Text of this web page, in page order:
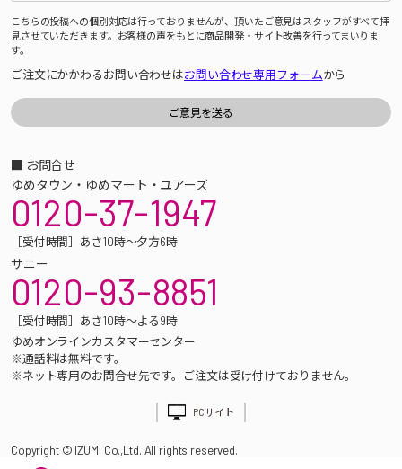
こちらの投稿への個別対応は行っておりませんが、頂いたご意見はスタッフがすべて拝
見させていただきます。お客様の声をもとに商品開発・サイト改善を行ってまいりま
す。
ご注文にかかわるお問い合わせはお問い合わせ専用フォームから
■ お問合せ
ゆめタウン・ゆめマート・ユアーズ
0120-37-1947
［受付時間］あさ10時～夕方6時
サニー
0120-93-8851
［受付時間］あさ10時～よる9時
ゆめオンラインカスタマーセンター
※通話料は無料です。
※ネット専用のお問合せ先です。ご注文は受け付けておりません。
PCサイト
Copyright © IZUMI Co.,Ltd. All rights reserved.